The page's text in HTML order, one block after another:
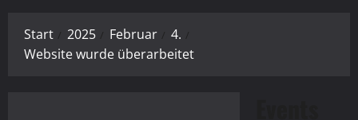
Start 2025 Februar
4.
Website wurde überarbeitet